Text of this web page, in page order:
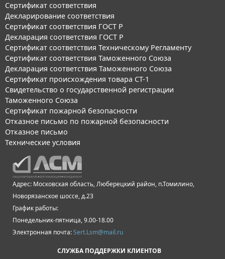
Сертификат соответствия
Декларирование соответствия
Сертификат соответствия ГОСТ Р
Декларация соответствия ГОСТ Р
Сертификат соответствия Техническому Регламенту
Сертификат соответствия Таможенного Союза
Декларация соответствия Таможенного Союза
Сертификат происхождения товара СТ-1
Свидетельство о государственной регистрации
Таможенного Союза
Сертификат пожарной безопасности
Отказное письмо по пожарной безопасности
Отказное письмо
Технические условия
Адрес: Московская область, Люберецкий район, п.Томилино,
Новорязанское шоссе, д.23
График работы:
Понедельник-пятница, 9.00-18.00
Электронная почта:Sert.Lsm@mail.ru
СЛУЖБА ПОДДЕРЖКИ КЛИЕНТОВ